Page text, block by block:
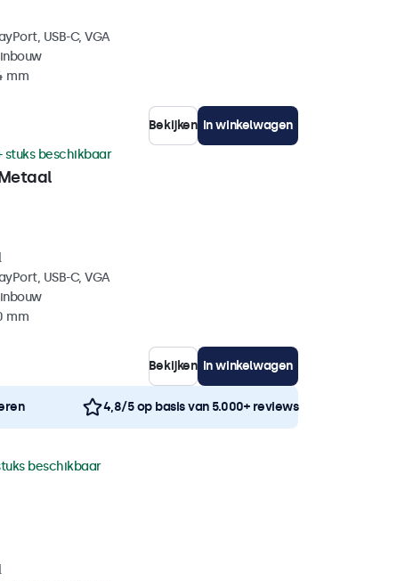
USB-C, VGA
mm
Bekijken In winkelwagen
stuks beschikbaar
USB-C, VGA
mm
Bekijken In winkelwagen
4,8/5 op basis van 5.000+ reviews
beschikbaar